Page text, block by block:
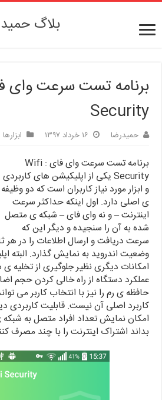
بلاگ حمید
Security
حمیدرضا ۱۶ خرداد ۱۳۹۷ ابزارها
برنامه تست سرعت وای فای : Wifi
Security یکی از اپلیکیشن های کاربردی
و ابزار مورد نیاز کاربران است که دو وظیفه
ی اصلی دارد. اول اینکه حداکثر سرعت
اینترنت – و نه وای فای – شبکه ی متصل
شده به آن را سنجیده و دیگر این که
سرعت دریافت و ارسال اطلاعات را در هر
امکانات دیگری نظیر جلوگیری از تخلیه
عملکرد دستگاه از راه خالی کردن حجم
حافظه ی رم را نیز با انتخاب کاربر می
امکان نمایش تعداد افراد متصل به
بداند اشتراک اینترنت را با چند مصرف